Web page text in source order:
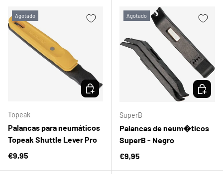
Agotado
Topeak
Palancas para neumáticos
Topeak Shuttle Lever Pro
Precio normal
€9,95
ELEGIR OPCIONES
Agotado
SuperB
Palancas de neum�ticos
SuperB - Negro
Precio normal
€9,95
ELEGIR